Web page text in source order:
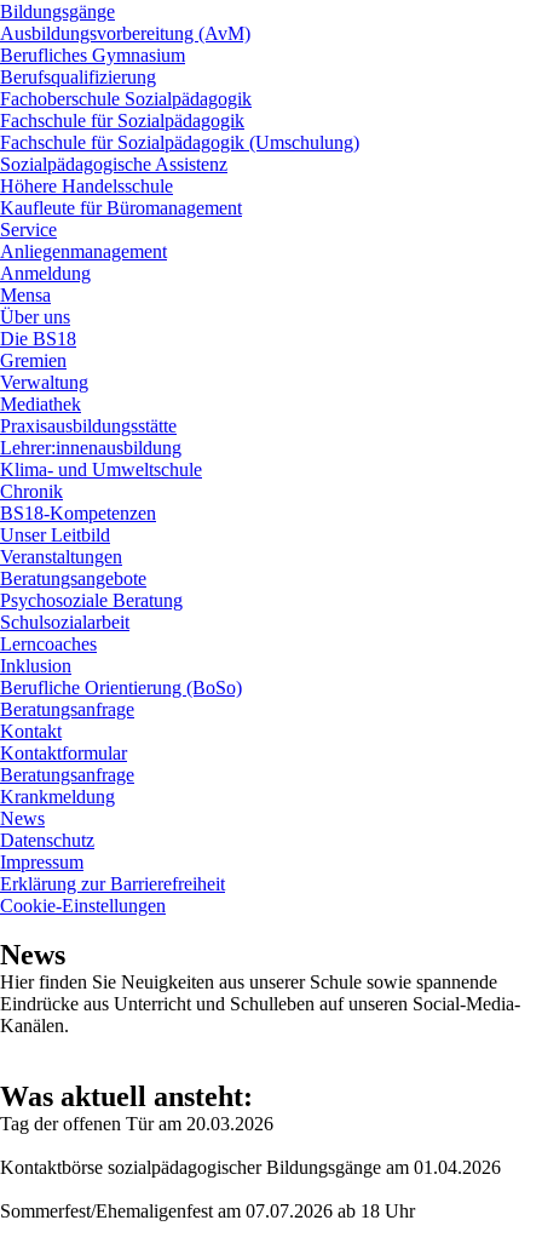
Bildungsgänge
Ausbildungsvorbereitung (AvM)
Berufliches Gymnasium
Berufsqualifizierung
Fachoberschule Sozialpädagogik
Fachschule für Sozialpädagogik
Fachschule für Sozialpädagogik (Umschulung)
Sozialpädagogische Assistenz
Höhere Handelsschule
Kaufleute für Büromanagement
Service
Anliegenmanagement
Anmeldung
Mensa
Über uns
Die BS18
Gremien
Verwaltung
Mediathek
Praxisausbildungsstätte
Lehrer:innenausbildung
Klima- und Umweltschule
Chronik
BS18-Kompetenzen
Unser Leitbild
Veranstaltungen
Beratungsangebote
Psychosoziale Beratung
Schulsozialarbeit
Lerncoaches
Inklusion
Berufliche Orientierung (BoSo)
Beratungsanfrage
Kontakt
Kontaktformular
Beratungsanfrage
Krankmeldung
News
Datenschutz
Impressum
Erklärung zur Barrierefreiheit
Cookie-Einstellungen
News
Hier finden Sie Neuigkeiten aus unserer Schule sowie spannende
Eindrücke aus Unterricht und Schulleben auf unseren Social-Media-
Kanälen.
Was aktuell ansteht:
Tag der offenen Tür am 20.03.2026
Kontaktbörse sozialpädagogischer Bildungsgänge am 01.04.2026
Sommerfest/Ehemaligenfest am 07.07.2026 ab 18 Uhr